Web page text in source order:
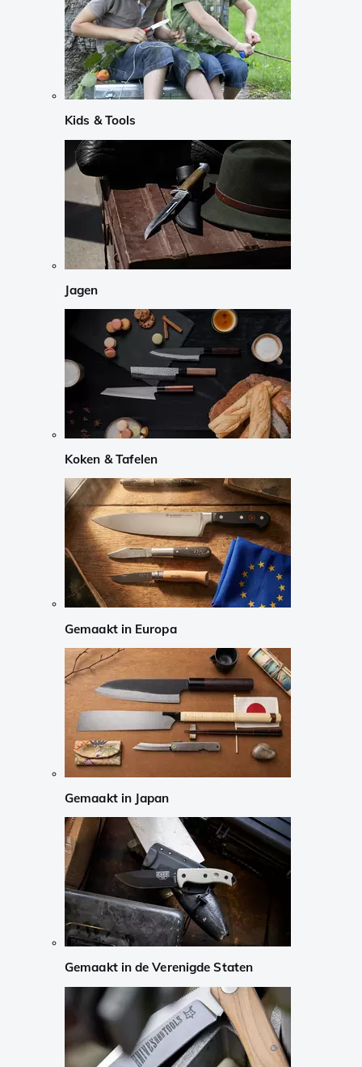
Kids & Tools
Jagen
Koken & Tafelen
Gemaakt in Europa
Gemaakt in Japan
Gemaakt in de Verenigde Staten